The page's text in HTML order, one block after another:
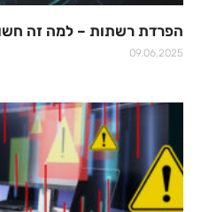
הפרדת רשתות – למה זה
09.06.2025